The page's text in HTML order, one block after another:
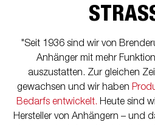
"Seit 1936 sind wir von
Anhänger mit mehr
auszustatten. Zur gleichen
gewachsen und wir haben
Bedarfs entwickelt. Heute sind
Hersteller von Anhängern – und